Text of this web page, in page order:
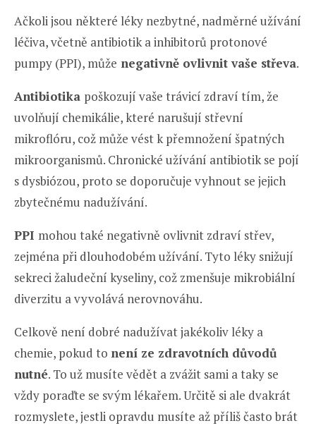
Ačkoli jsou některé léky nezbytné, nadměrné užívání
léčiva, včetně antibiotik a inhibitorů protonové
pumpy (PPI), může negativně ovlivnit vaše střeva.
Antibiotika poškozují vaše trávicí zdraví tím, že
uvolňují chemikálie, které narušují střevní
mikroflóru, což může vést k přemnožení špatných
mikroorganismů. Chronické užívání antibiotik se pojí
s dysbiózou, proto se doporučuje vyhnout se jejich
zbytečnému nadužívání.
PPI mohou také negativně ovlivnit zdraví střev,
zejména při dlouhodobém užívání. Tyto léky snižují
sekreci žaludeční kyseliny, což zmenšuje mikrobiální
diverzitu a vyvolává nerovnováhu.
Celkově není dobré nadužívat jakékoliv léky a
chemie, pokud to není ze zdravotních důvodů
nutné. To už musíte vědět a zvážit sami a taky se
vždy poraďte se svým lékařem. Určitě si ale dvakrát
rozmyslete, jestli opravdu musíte až příliš často brát